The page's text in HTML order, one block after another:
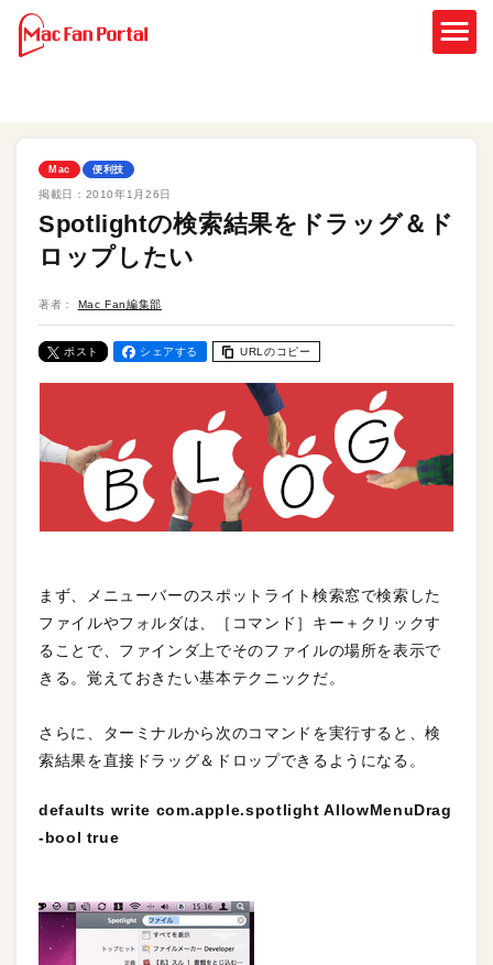
Mac 便利技
掲載日： 2010年1月26日
Spotlightの検索結果をドラッグ＆ド
ロップしたい
著者： Mac Fan編集部
ポスト シェアする URLのコピー
まず、メニューバーのスポットライト検索窓で検索した
ファイルやフォルダは、［コマンド］キー＋クリックす
ることで、ファインダ上でそのファイルの場所を表示で
きる。覚えておきたい基本テクニックだ。
さらに、ターミナルから次のコマンドを実行すると、検
索結果を直接ドラッグ＆ドロップできるようになる。
defaults write com.apple.spotlight AllowMenuDrag
-bool true